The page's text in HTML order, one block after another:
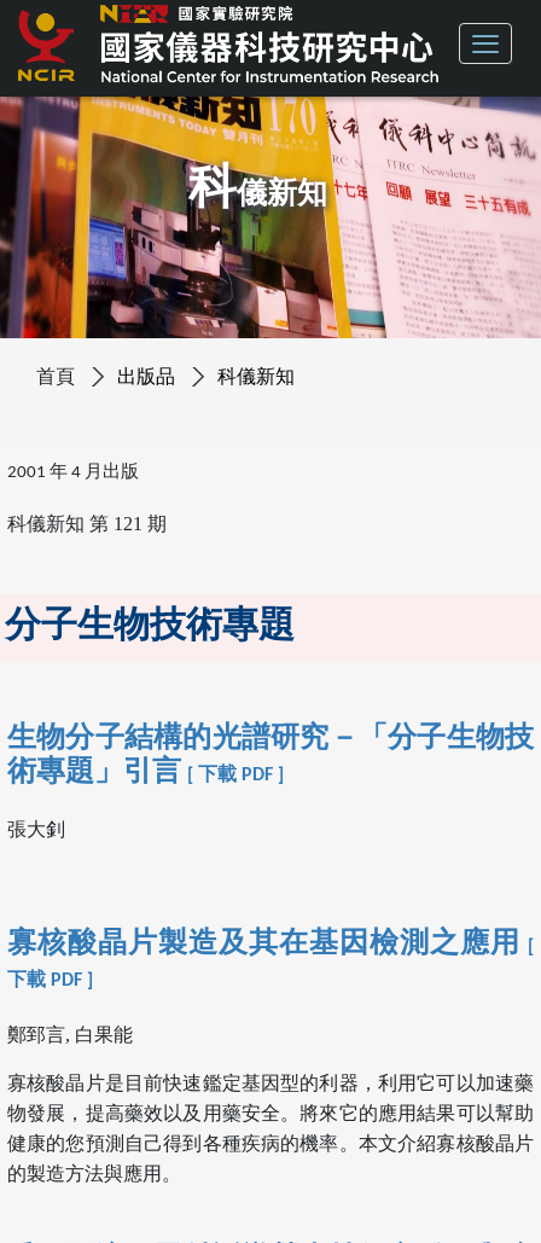
科儀新知
首頁 出版品 科儀新知
2001 年 4 月出版
科儀新知 第 121 期
分子生物技術專題
生物分子結構的光譜研究－「分子生物技
術專題」引言
[ 下載 PDF ]
張大釗
寡核酸晶片製造及其在基因檢測之應用
下載 PDF ]
鄭郅言, 白果能
寡核酸晶片是目前快速鑑定基因型的利器，利用它可以加速藥
物發展，提高藥效以及用藥安全。將來它的應用結果可以幫助
健康的您預測自己得到各種疾病的機率。本文介紹寡核酸晶片
的製造方法與應用。